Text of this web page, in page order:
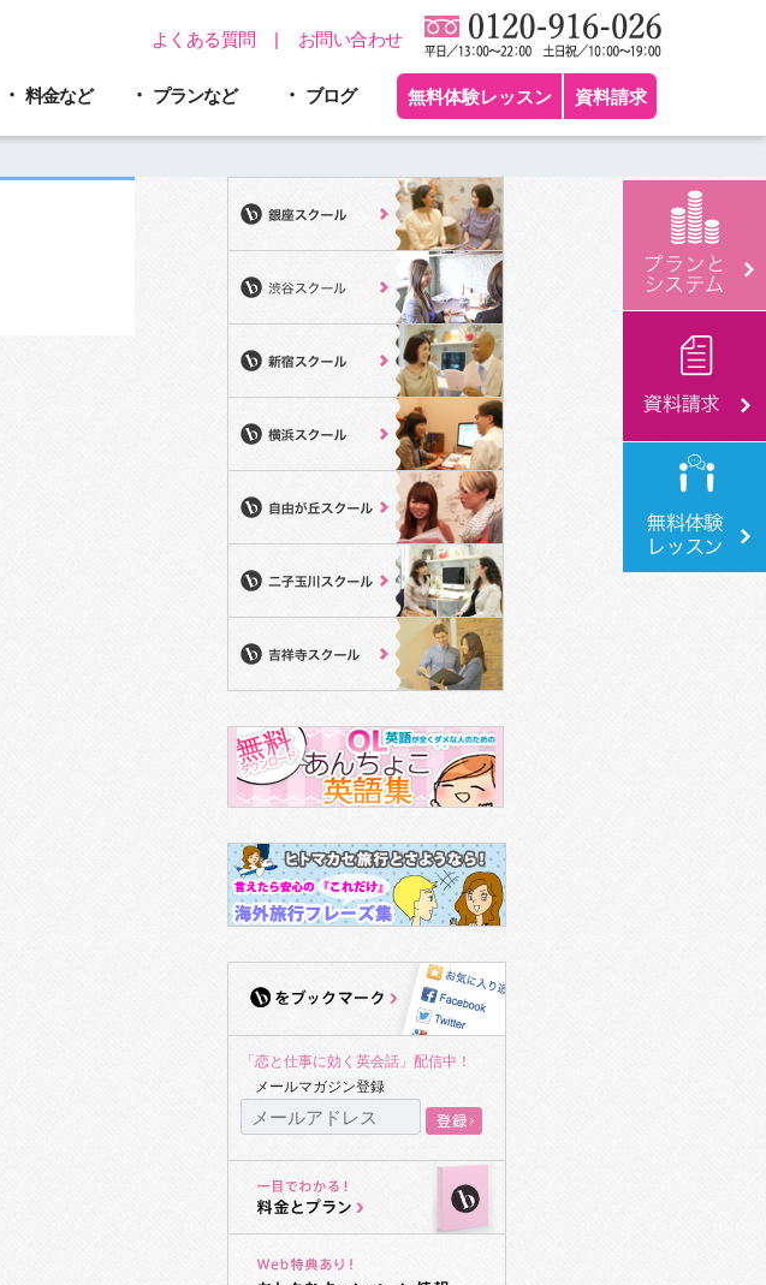
お問い合わせ
よくある質問
料金など プランなど ブログ 無料体験レッスン 資料請求
「恋と仕事に効く英会話」配信中！
メールマガジン登録